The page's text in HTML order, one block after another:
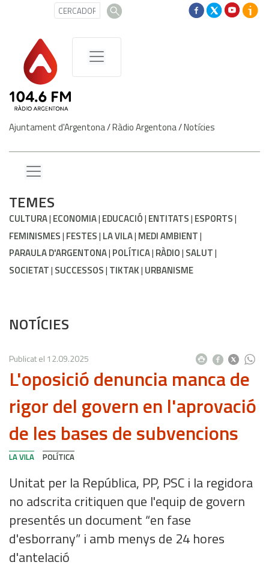
Ajuntament d'Argentona/Ràdio Argentona/Notícies
TEMES
CULTURA ECONOMIA EDUCACIÓ ENTITATS ESPORTS
FEMINISMES FESTES LA VILA MEDI AMBIENT
PARAULA D'ARGENTONA POLÍTICA RÀDIO SALUT
SOCIETAT SUCCESSOS TIKTAK URBANISME
NOTÍCIES
Publicat el 12.09.2025
L'oposició denuncia manca de
rigor del govern en l'aprovació
de les bases de subvencions
LA VILA POLÍTICA
Unitat per la República, PP, PSC i la regidora
no adscrita critiquen que l'equip de govern
presentés un document “en fase
d'esborrany” i amb menys de 24 hores
d'antelació